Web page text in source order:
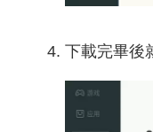
下載完畢後